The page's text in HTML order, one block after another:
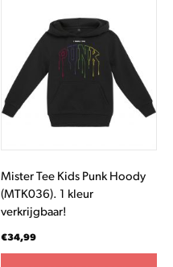
Mister Tee Kids Punk Hoody
(MTK036). 1 kleur
verkrijgbaar!
€34,99
meerdere
variaties.
Deze
optie
op
de
productpagina